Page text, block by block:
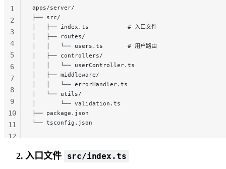
apps/server/
├── src/
│   ├── index.ts           # 入口文件
│   ├── routes/
│   │   └── users.ts       # 用户路由
│   ├── controllers/
│   │   └── userController.ts
│   ├── middleware/
│   │   └── errorHandler.ts
│   └── utils/
│       └── validation.ts
├── package.json
└── tsconfig.json
1
2
3
4
5
6
7
8
9
10
11
12
2. 入口文件 src/index.ts